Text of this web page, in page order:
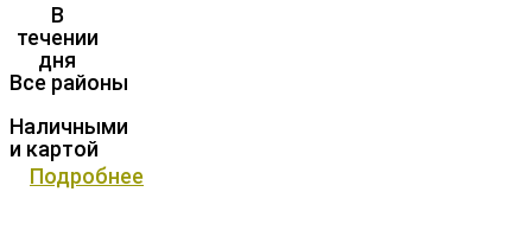
В
течении
дня
Все районы
Наличными
и картой
Подробнее